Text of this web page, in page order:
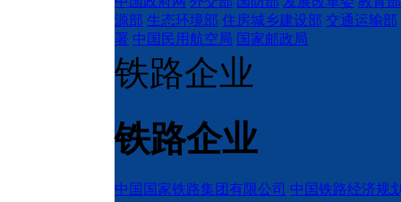
源部 生态环境部 住房城乡建设部 交通运输部
署 中国民用航空局 国家邮政局
铁路企业
铁路企业
中国国家铁路集团有限公司 中国铁路经济规